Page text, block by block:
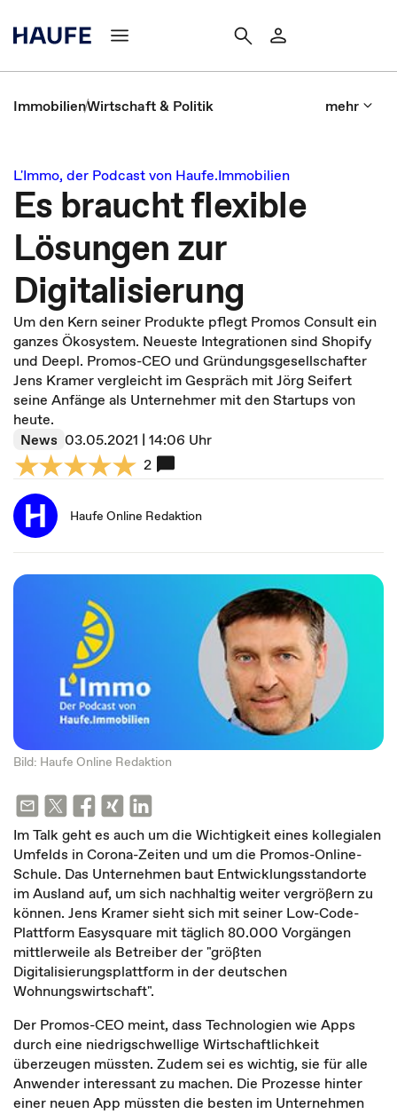
ImmobilienWirtschaft & Politik mehr
L'Immo, der Podcast von Haufe.Immobilien
Es braucht flexible
Lösungen zur
Digitalisierung
Um den Kern seiner Produkte pflegt Promos Consult ein
ganzes Ökosystem. Neueste Integrationen sind Shopify
und Deepl. Promos-CEO und Gründungsgesellschafter
Jens Kramer vergleicht im Gespräch mit Jörg Seifert
seine Anfänge als Unternehmer mit den Startups von
heute.
News 03.05.2021 | 14:06 Uhr
2
Haufe Online Redaktion
Bild: Haufe Online Redaktion
Im Talk geht es auch um die Wichtigkeit eines kollegialen
Umfelds in Corona-Zeiten und um die Promos-Online-
Schule. Das Unternehmen baut Entwicklungsstandorte
im Ausland auf, um sich nachhaltig weiter vergrößern zu
können. Jens Kramer sieht sich mit seiner Low-Code-
Plattform Easysquare mit täglich 80.000 Vorgängen
mittlerweile als Betreiber der "größten
Digitalisierungsplattform in der deutschen
Wohnungswirtschaft".
Der Promos-CEO meint, dass Technologien wie Apps
durch eine niedrigschwellige Wirtschaftlichkeit
überzeugen müssten. Zudem sei es wichtig, sie für alle
Anwender interessant zu machen. Die Prozesse hinter
einer neuen App müssten die besten im Unternehmen